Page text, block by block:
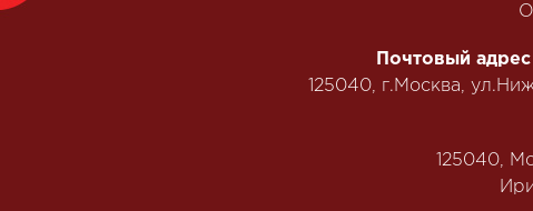
Почтовый
125040, г.Москва,
125040,